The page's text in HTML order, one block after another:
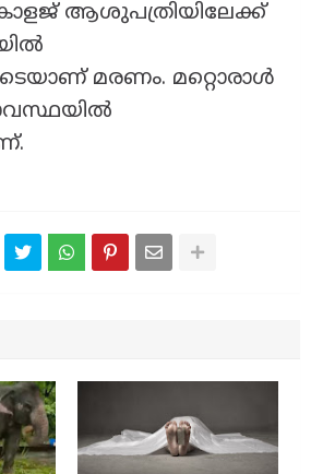
ആശുപത്രിയിലേക്ക്
മരണം. മറ്റൊരാൾ